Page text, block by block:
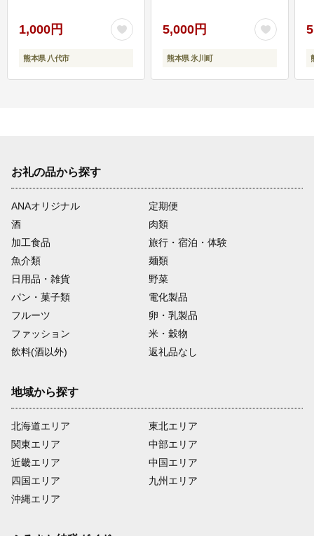
1,000円
熊本県 八代市
5,000円
熊本県 氷川町
お礼の品から探す
ANAオリジナル
定期便
酒
肉類
加工食品
旅行・宿泊・体験
魚介類
麺類
日用品・雑貨
野菜
パン・菓子類
電化製品
フルーツ
卵・乳製品
ファッション
米・穀物
飲料(酒以外)
返礼品なし
地域から探す
北海道エリア
関東エリア
近畿エリア
四国エリア
沖縄エリア
東北エリア
中部エリア
中国エリア
九州エリア